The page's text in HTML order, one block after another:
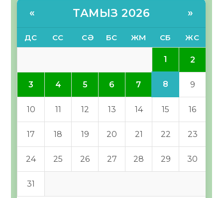
« ТАМЫЗ 2026 »
ДС СС СӘ БС ЖМ СБ ЖС
1 2
3 4 5 6 7 8 9
10 11 12 13 14 15 16
17 18 19 20 21 22 23
24 25 26 27 28 29 30
31